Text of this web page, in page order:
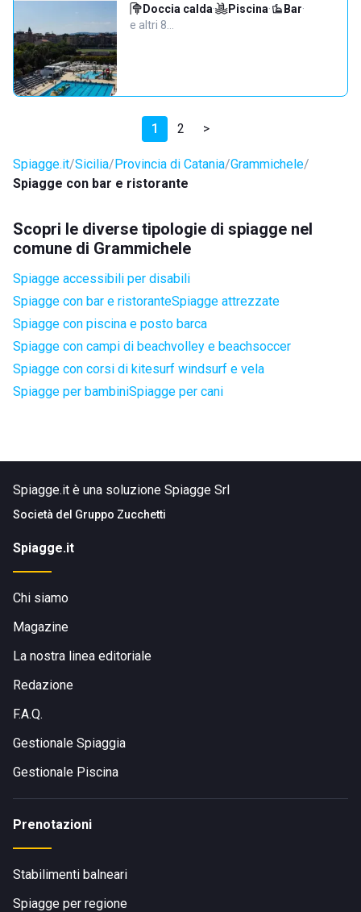
Doccia calda· Piscina· Bar·
e altri 8…
1 2 >
Spiagge.it Sicilia Provincia di Catania Grammichele
Spiagge con bar e ristorante
Scopri le diverse tipologie di spiagge nel
comune di Grammichele
Spiagge accessibili per disabili
Spiagge con bar e ristoranteSpiagge attrezzate
Spiagge con piscina e posto barca
Spiagge con campi di beachvolley e beachsoccer
Spiagge con corsi di kitesurf windsurf e vela
Spiagge per bambiniSpiagge per cani
Spiagge.it è una soluzione Spiagge Srl
Società del Gruppo Zucchetti
Spiagge.it
Chi siamo
Magazine
La nostra linea editoriale
Redazione
F.A.Q.
Gestionale Spiaggia
Gestionale Piscina
Prenotazioni
Stabilimenti balneari
Spiagge per regione